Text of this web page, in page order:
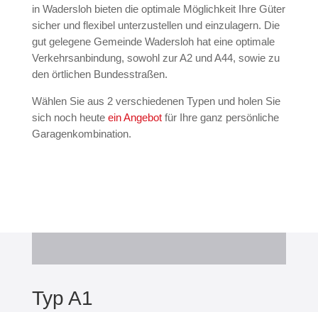
in Wadersloh bieten die optimale Möglichkeit Ihre Güter
sicher und flexibel unterzustellen und einzulagern. Die
gut gelegene Gemeinde Wadersloh hat eine optimale
Verkehrsanbindung, sowohl zur A2 und A44, sowie zu
den örtlichen Bundesstraßen.
Wählen Sie aus 2 verschiedenen Typen und holen Sie
sich noch heute ein Angebotfür Ihre ganz persönliche
Garagenkombination.
Typ A1